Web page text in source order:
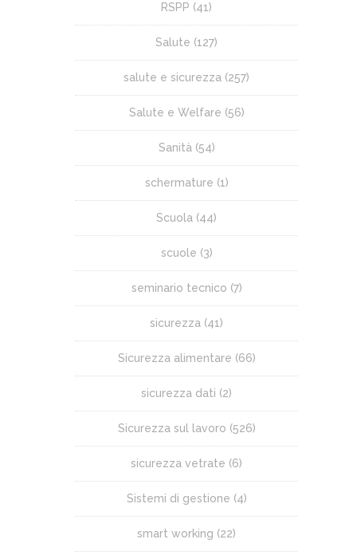
RSPP (41)
Salute (127)
salute e sicurezza (257)
Salute e Welfare (56)
Sanità(54)
schermature (1)
Scuola (44)
scuole (3)
seminario tecnico (7)
sicurezza (41)
Sicurezza alimentare (66)
sicurezza dati (2)
Sicurezza sul lavoro (526)
sicurezza vetrate (6)
Sistemi di gestione (4)
smart working (22)